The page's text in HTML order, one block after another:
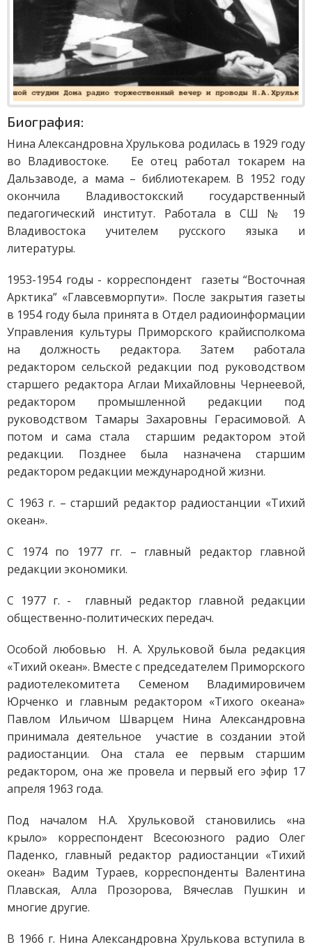
Биография:
Нина Александровна Хрулькова родилась в 1929 году
во Владивостоке. Ее отец работал токарем на
Дальзаводе, а мама – библиотекарем. В 1952 году
окончила Владивостокский государственный
педагогический институт. Работала в СШ № 19
Владивостока учителем русского языка и
литературы.
1953-1954 годы - корреспондент газеты “Восточная
Арктика” «Главсевморпути». После закрытия газеты
в 1954 году была принята в Отдел радиоинформации
Управления культуры Приморского крайисполкома
на должность редактора. Затем работала
редактором сельской редакции под руководством
старшего редактора Аглаи Михайловны Чернеевой,
редактором промышленной редакции под
руководством Тамары Захаровны Герасимовой. А
потом и сама стала старшим редактором этой
редакции. Позднее была назначена старшим
редактором редакции международной жизни.
С 1963 г. – старший редактор радиостанции «Тихий
океан».
С 1974 по 1977 гг. – главный редактор главной
редакции экономики.
С 1977 г. - главный редактор главной редакции
общественно-политических передач.
Особой любовью Н. А. Хрульковой была редакция
«Тихий океан». Вместе с председателем Приморского
радиотелекомитета Семеном Владимировичем
Юрченко и главным редактором «Тихого океана»
Павлом Ильичом Шварцем Нина Александровна
принимала деятельное участие в создании этой
радиостанции. Она стала ее первым старшим
редактором, она же провела и первый его эфир 17
апреля 1963 года.
Под началом Н.А. Хрульковой становились «на
крыло» корреспондент Всесоюзного радио Олег
Паденко, главный редактор радиостанции «Тихий
океан» Вадим Тураев, корреспонденты Валентина
Плавская, Алла Прозорова, Вячеслав Пушкин и
многие другие.
В 1966 г. Нина Александровна Хрулькова вступила в